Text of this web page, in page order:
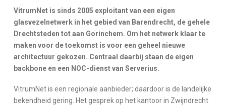
VitrumNet is sinds 2005 exploitant van een eigen
glasvezelnetwerk in het gebied van Barendrecht, de gehele
Drechtsteden tot aan Gorinchem. Om het netwerk klaar te
maken voor de toekomst is voor een geheel nieuwe
architectuur gekozen. Centraal daarbij staan de eigen
backbone en een NOC-dienst van Serverius.
VitrumNet is een regionale aanbieder; daardoor is de landelijke
bekendheid gering. Het gesprek op het kantoor in Zwijndrecht